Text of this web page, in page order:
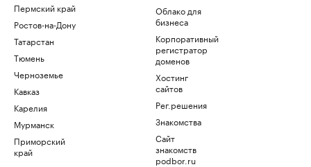
Пермский край
Ростов-на-Дону
Татарстан
Тюмень
Черноземье
Кавказ
Карелия
Мурманск
Приморский
край
Облако для
бизнеса
Корпоративный
регистратор
доменов
Хостинг
сайтов
Рег.решения
Знакомства
Сайт
знакомств
podbor.ru